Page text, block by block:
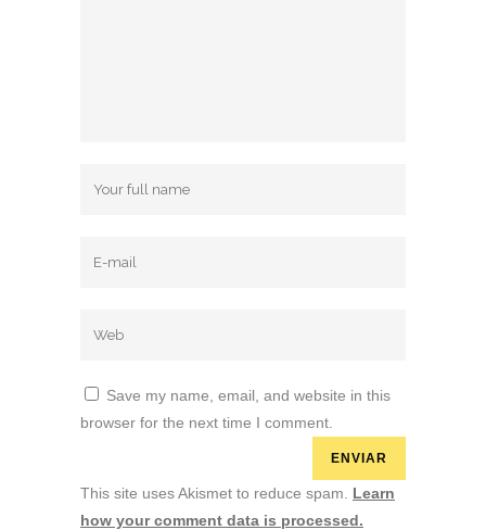
Save my name, email, and website in this
browser for the next time I comment.
This site uses Akismet to reduce spam. Learn
how your comment data is processed.